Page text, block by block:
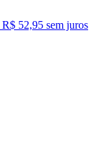
R$ 52,95 sem juros